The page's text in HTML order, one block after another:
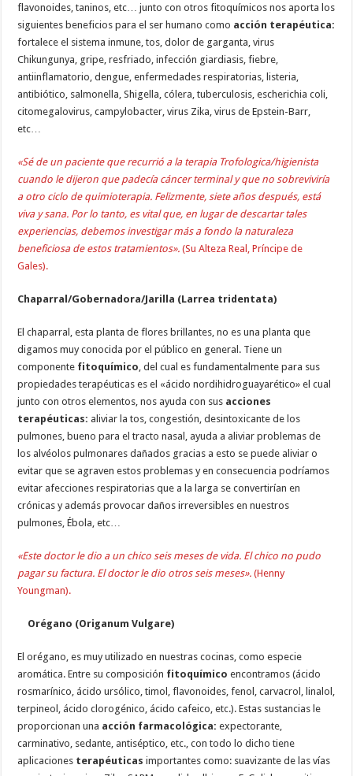
flavonoides, taninos, etc… junto con otros fitoquímicos nos aporta los
siguientes beneficios para el ser humano como acción terapéutica:
fortalece el sistema inmune, tos, dolor de garganta, virus
Chikungunya, gripe, resfriado, infección giardiasis, fiebre,
antiinflamatorio, dengue, enfermedades respiratorias, listeria,
antibiótico, salmonella, Shigella, cólera, tuberculosis, escherichia coli,
citomegalovirus, campylobacter, virus Zika, virus de Epstein-Barr,
etc…
«Sé de un paciente que recurrió a la terapia Trofologica/higienista
cuando le dijeron que padecía cáncer terminal y que no sobreviviría
a otro ciclo de quimioterapia. Felizmente, siete años después, está
viva y sana. Por lo tanto, es vital que, en lugar de descartar tales
experiencias, debemos investigar más a fondo la naturaleza
beneficiosa de estos tratamientos».(Su Alteza Real, Príncipe de
Gales).
Chaparral/Gobernadora/Jarilla (Larrea tridentata)
El chaparral, esta planta de flores brillantes, no es una planta que
digamos muy conocida por el público en general. Tiene un
componente fitoquímico , del cual es fundamentalmente para sus
propiedades terapéuticas es el «ácido nordihidroguayarético» el cual
junto con otros elementos, nos ayuda con sus acciones
terapéuticas: aliviar la tos, congestión, desintoxicante de los
pulmones, bueno para el tracto nasal, ayuda a aliviar problemas de
los alvéolos pulmonares dañados gracias a esto se puede aliviar o
evitar que se agraven estos problemas y en consecuencia podríamos
evitar afecciones respiratorias que a la larga se convertirían en
crónicas y además provocar daños irreversibles en nuestros
pulmones, Ébola, etc…
«Este doctor le dio a un chico seis meses de vida. El chico no pudo
pagar su factura. El doctor le dio otros seis meses».(Henny
Youngman).
Orégano (Origanum Vulgare)
El orégano, es muy utilizado en nuestras cocinas, como especie
aromática. Entre su composición fitoquímico encontramos (ácido
rosmarínico, ácido ursólico, timol, flavonoides, fenol, carvacrol, linalol,
terpineol, ácido clorogénico, ácido cafeico, etc.). Estas sustancias le
proporcionan una acción farmacológica: expectorante,
carminativo, sedante, antiséptico, etc., con todo lo dicho tiene
aplicaciones terapéuticas importantes como: suavizante de las vías